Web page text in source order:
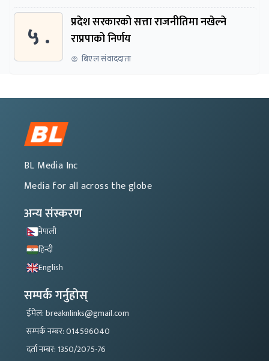
५ .
प्रदेश सरकारको सत्ता राजनीतिमा नखेल्ने
राप्रपाको निर्णय
बिएल संवाददाता
BL Media Inc
Media for all across the globe
अन्य संस्करण
नेपाली
हिन्दी
English
सम्पर्क गर्नुहोस्
ईमेल: breaknlinks@gmail.com
सम्पर्क नम्बर: 014596040
दर्ता नम्बर: 1350/2075-76